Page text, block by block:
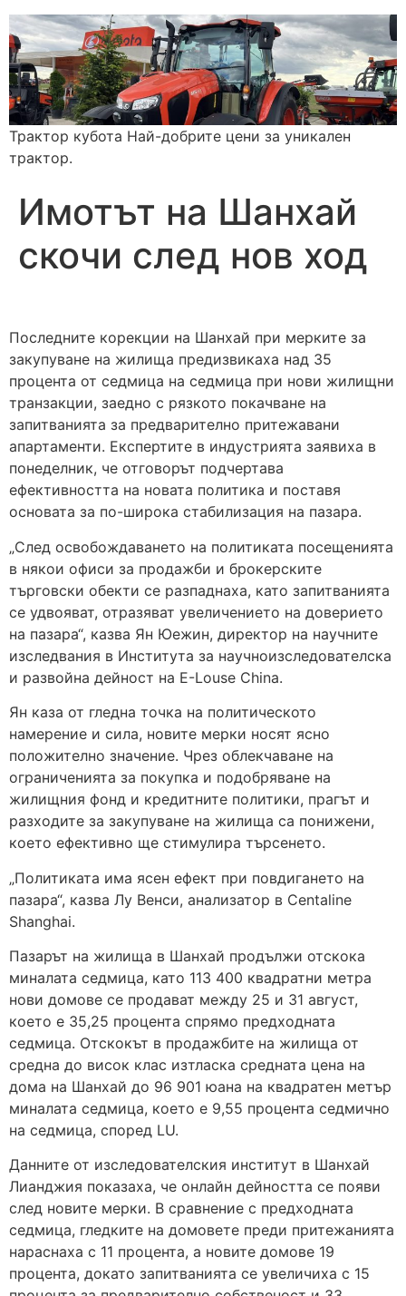
Трактор кубота Най-добрите цени за уникален
трактор.
Имотът на Шанхай
скочи след нов ход
Последните корекции на Шанхай при мерките за
закупуване на жилища предизвикаха над 35
процента от седмица на седмица при нови жилищни
транзакции, заедно с рязкото покачване на
запитванията за предварително притежавани
апартаменти. Експертите в индустрията заявиха в
понеделник, че отговорът подчертава
ефективността на новата политика и поставя
основата за по-широка стабилизация на пазара.
„След освобождаването на политиката посещенията
в някои офиси за продажби и брокерските
търговски обекти се разпаднаха, като запитванията
се удвояват, отразяват увеличението на доверието
на пазара“, казва Ян Юежин, директор на научните
изследвания в Института за научноизследователска
и развойна дейност на E-Louse China.
Ян каза от гледна точка на политическото
намерение и сила, новите мерки носят ясно
положително значение. Чрез облекчаване на
ограниченията за покупка и подобряване на
жилищния фонд и кредитните политики, прагът и
разходите за закупуване на жилища са понижени,
което ефективно ще стимулира търсенето.
„Политиката има ясен ефект при повдигането на
пазара“, казва Лу Венси, анализатор в Centaline
Shanghai.
Пазарът на жилища в Шанхай продължи отскока
миналата седмица, като 113 400 квадратни метра
нови домове се продават между 25 и 31 август,
което е 35,25 процента спрямо предходната
седмица. Отскокът в продажбите на жилища от
средна до висок клас изтласка средната цена на
дома на Шанхай до 96 901 юана на квадратен метър
миналата седмица, което е 9,55 процента седмично
на седмица, според LU.
Данните от изследователския институт в Шанхай
Лианджия показаха, че онлайн дейността се появи
след новите мерки. В сравнение с предходната
седмица, гледките на домовете преди притежанията
нараснаха с 11 процента, а новите домове 19
процента, докато запитванията се увеличиха с 15